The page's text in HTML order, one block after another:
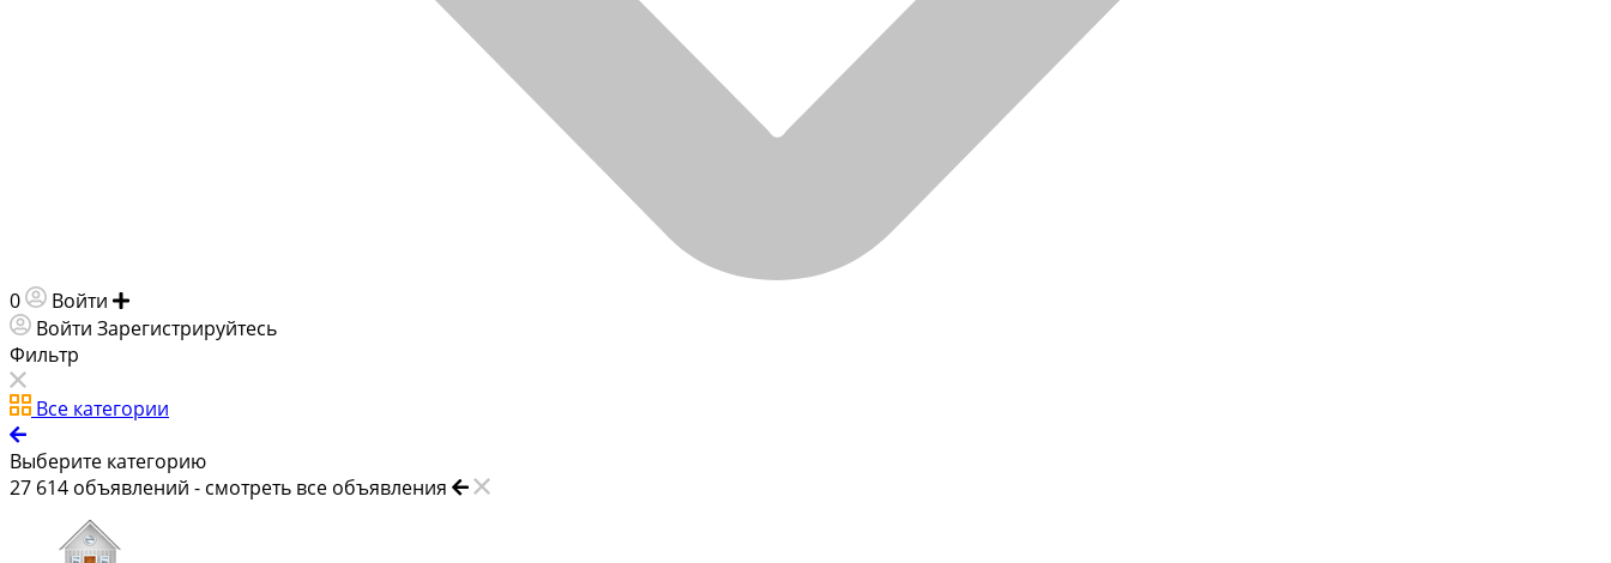
0 Войти
Войти Зарегистрируйтесь
Фильтр
Все категории
Выберите категорию
27 614 объявлений - смотреть все объявления